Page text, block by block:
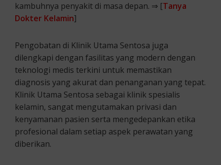
kambuhnya penyakit di masa depan. ⇒ [Tanya
Dokter Kelamin]
Pengobatan di Klinik Utama Sentosa juga
dilengkapi dengan fasilitas yang modern dengan
teknologi medis terkini untuk memastikan
diagnosis yang akurat dan penanganan yang tepat.
Klinik Utama Sentosa sebagai klinik spesialis
kelamin, sangat mengutamakan privasi dan
kenyamanan pasien serta mengedepankan etika
profesional dalam setiap aspek perawatan yang
diberikan.